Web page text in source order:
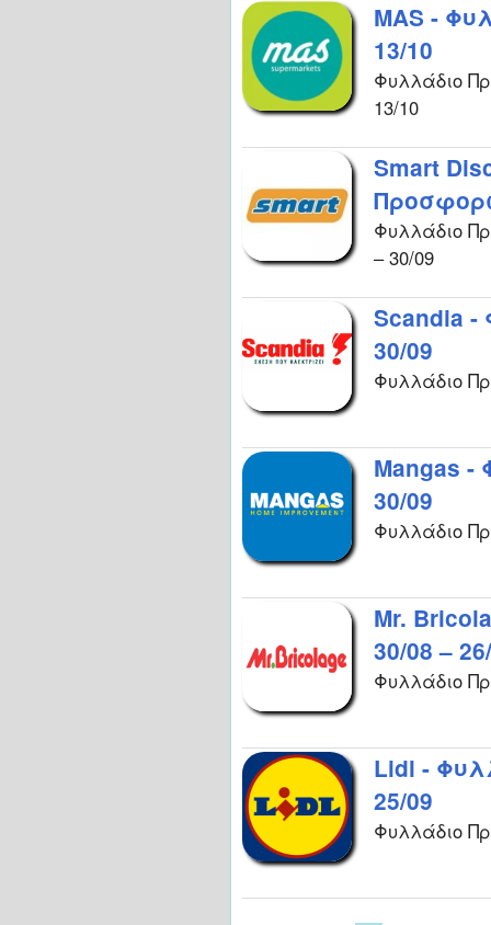
MAS -
13/10
Φυλλάδιο
13/10
Smart
Φυλλάδιο
– 30/09
Scandia
30/09
Φυλλάδιο
Mangas
30/09
Φυλλάδιο
Mr.
30/08 –
Φυλλάδιο
Lidl -
25/09
Φυλλάδιο